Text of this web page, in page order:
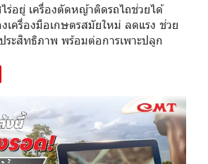
อยู่ เครื่องตัดหญ้าติดรถไถช่วยได้
เครื่องมือเกษตรสมัยใหม่ ลดแรง ช่วย
ระสิทธิภาพ พร้อมต่อการเพาะปลูก